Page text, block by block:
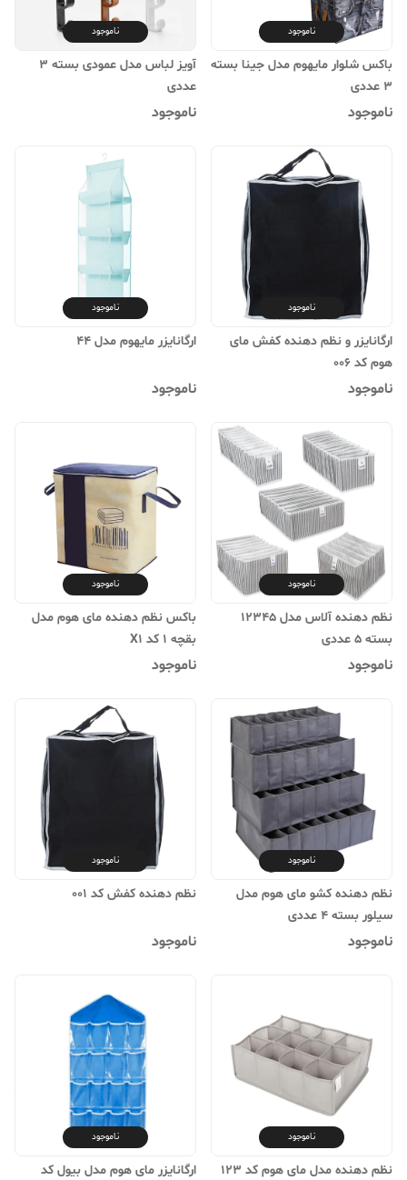
ناموجود
باکس شلوار مایهوم مدل جینا بسته
3 عددی
ناموجود
ناموجود
آویز لباس مدل عمودی بسته 3
عددی
ناموجود
ناموجود
ارگانایزر و نظم دهنده کفش مای
هوم کد 006
ناموجود
ناموجود
ارگانایزر مایهوم مدل 44
ناموجود
ناموجود
نظم دهنده آلاس مدل 12345
بسته 5 عددی
ناموجود
ناموجود
باکس نظم دهنده مای هوم مدل
بقچه 1 کد X1
ناموجود
ناموجود
نظم دهنده کشو مای هوم مدل
سیلور بسته 4 عددی
ناموجود
ناموجود
نظم دهنده کفش کد 001
ناموجود
ناموجود
نظم دهنده مدل مای هوم کد 123
ناموجود
ارگانایزر مای هوم مدل بیول کد